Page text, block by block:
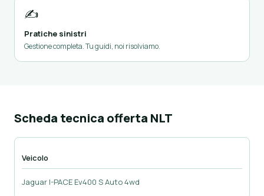
✍️
Pratiche sinistri
Gestione completa. Tu guidi, noi risolviamo.
Scheda tecnica offerta NLT
Veicolo
Jaguar I-PACE Ev400 S Auto 4wd